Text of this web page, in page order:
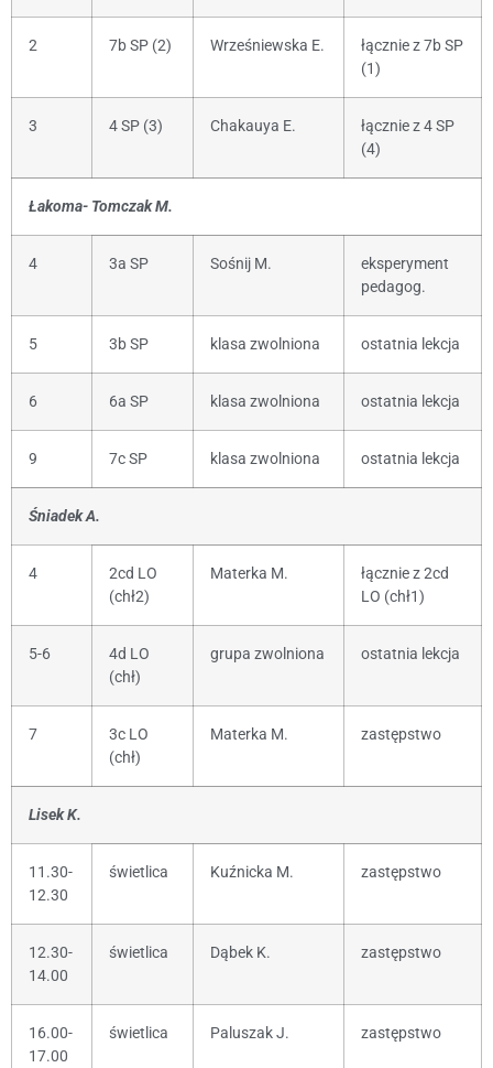
2 7b SP (2) Wrześniewska E.
łącznie z 7b SP
(1)
3 4 SP (3) Chakauya E.
łącznie z 4 SP
(4)
Łakoma- Tomczak M.
4 3a SP Sośnij M.
eksperyment
pedagog.
5 3b SP klasa zwolniona ostatnia lekcja
6 6a SP klasa zwolniona ostatnia lekcja
9 7c SP klasa zwolniona ostatnia lekcja
Śniadek A.
4
2cd LO
(chł2)
Materka M.
łącznie z 2cd
LO (chł1)
5-6
4d LO
(chł)
grupa zwolniona ostatnia lekcja
7
3c LO
(chł)
Materka M. zastępstwo
Lisek K.
11.30-
12.30
świetlica Kuźnicka M. zastępstwo
12.30-
14.00
świetlica Dąbek K. zastępstwo
16.00-
17.00
świetlica Paluszak J. zastępstwo